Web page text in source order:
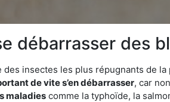
débarrasser des
insectes les plus répugnants de
de vite s’en débarrasser, car
maladies comme la typhoïde, la